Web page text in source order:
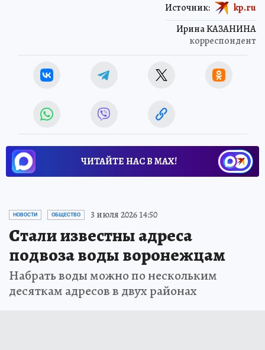
Ирина КАЗАНИНА
корреспондент
Источник: kp.ru
ЧИТАЙТЕ НАС В МАХ!
НОВОСТИ ОБЩЕСТВО 3 июля 2026 14:50
Стали известны адреса
подвоза воды воронежцам
Набрать воды можно по нескольким
десяткам адресов в двух районах